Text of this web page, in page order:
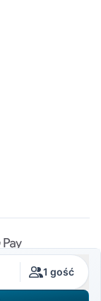
1 gość
© 2026 Crovillas GmbH